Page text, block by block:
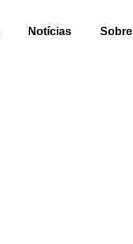
Notícias Sobre